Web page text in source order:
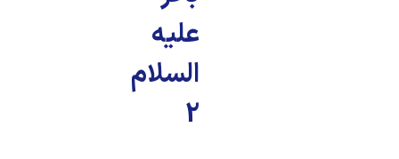
علیه
السلام
2